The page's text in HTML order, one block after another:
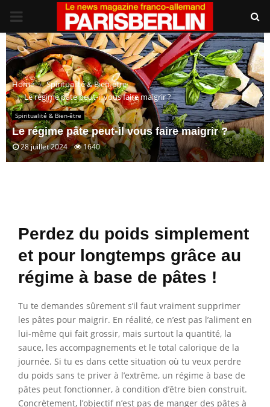
PRIMARY
MENU
Home
Spiritualité & Bien-être
Le régime pâte peut-il vous faire maigrir ?
Spiritualité & Bien-être
Le régime pâte peut-il vous faire maigrir ?
28 juillet 2024 1640
Perdez du poids simplement
et pour longtemps grâce au
régime à base de pâtes !
Tu te demandes sûrement s’il faut vraiment supprimer
les pâtes pour maigrir. En réalité, ce n’est pas l’aliment en
lui-même qui fait grossir, mais surtout la quantité, la
sauce, les accompagnements et le total calorique de la
journée. Si tu es dans cette situation où tu veux perdre
du poids sans te priver à l’extrême, un régime à base de
pâtes peut fonctionner, à condition d’être bien construit.
Concrètement, l’objectif n’est pas de manger des pâtes à